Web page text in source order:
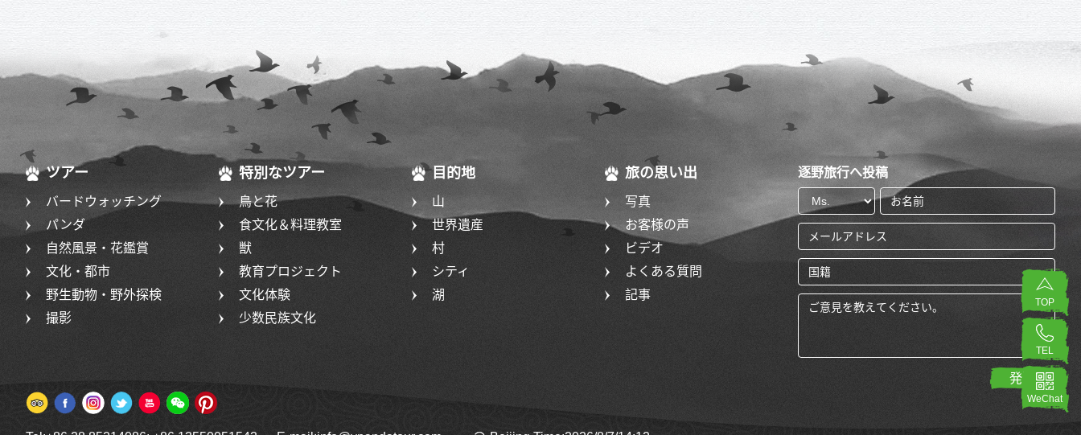
ツアー
バードウォッチング
パンダ
自然風景・花鑑賞
文化・都市
野生動物・野外探検
撮影
特別なツアー
鳥と花
食文化＆料理教室
獣
教育プロジェクト
文化体験
少数民族文化
目的地
山
世界遺産
村
シティ
湖
旅の思い出
写真
お客様の声
ビデオ
よくある質問
記事
逐野旅行へ投稿
TOP
TEL
WeChat